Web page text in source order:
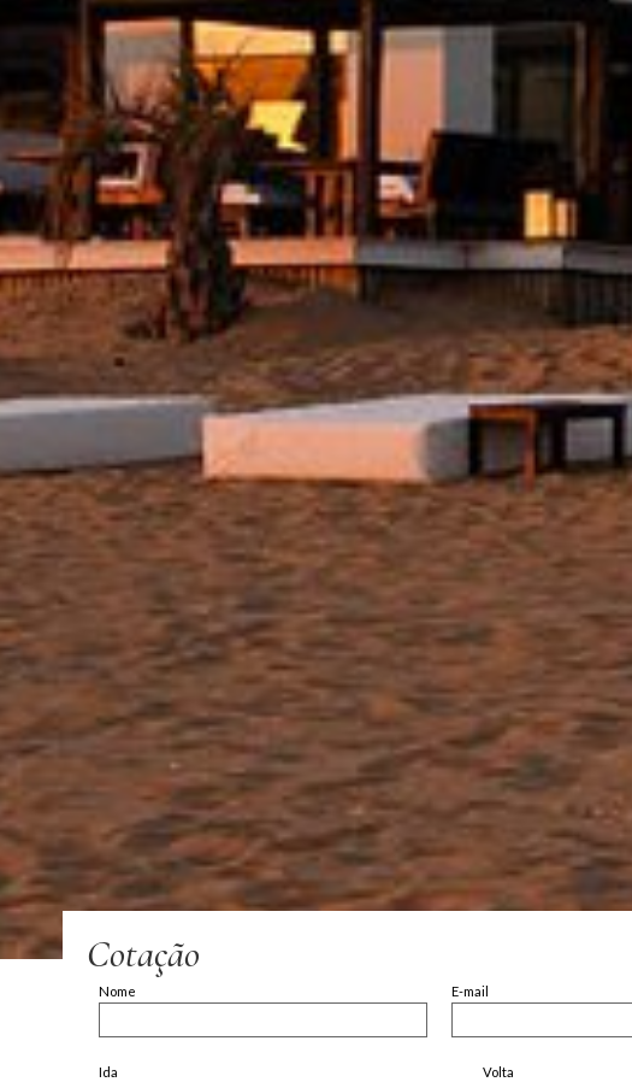
Cotação
Nome E-mail
Ida Volta